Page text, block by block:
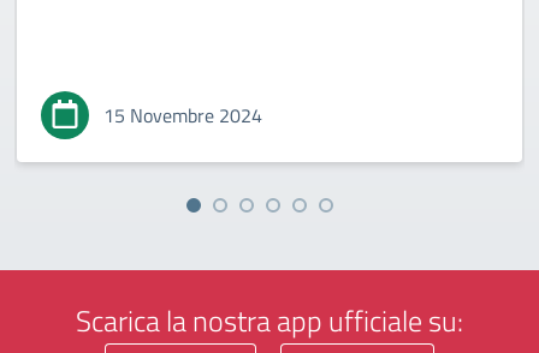
15 Novembre 2024
Scarica la nostra app ufficiale su: